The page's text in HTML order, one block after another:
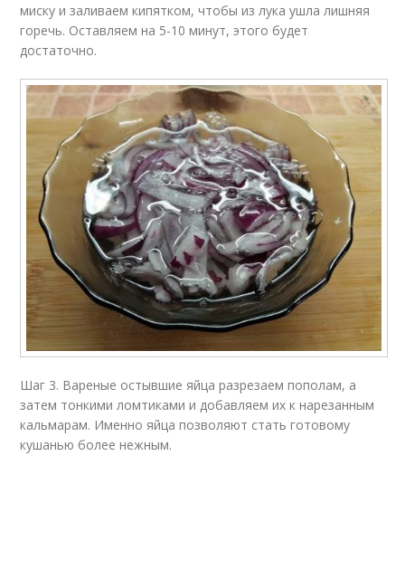
миску и заливаем кипятком, чтобы из лука ушла лишняя
горечь. Оставляем на 5-10 минут, этого будет
достаточно.
Шаг 3. Вареные остывшие яйца разрезаем пополам, а
затем тонкими ломтиками и добавляем их к нарезанным
кальмарам. Именно яйца позволяют стать готовому
кушанью более нежным.